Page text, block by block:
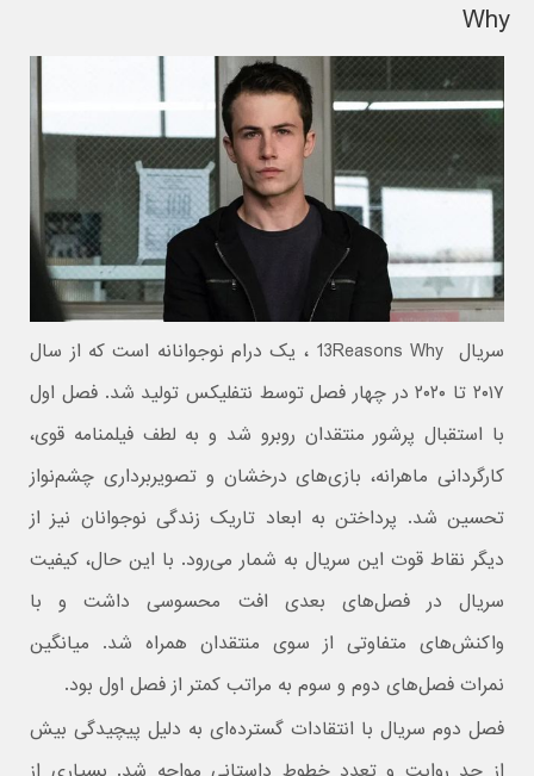
Why
سریال 13Reasons Why ، یک درام نوجوانانه است که از سال
۲۰۱۷ تا ۲۰۲۰ در چهار فصل توسط نتفلیکس تولید شد. فصل اول
با استقبال پرشور منتقدان روبرو شد و به لطف فیلمنامه قوی،
کارگردانی ماهرانه، بازی‌های درخشان و تصویربرداری چشم‌نواز
تحسین شد. پرداختن به ابعاد تاریک زندگی نوجوانان نیز از
دیگر نقاط قوت این سریال به شمار می‌رود. با این حال، کیفیت
سریال در فصل‌های بعدی افت محسوسی داشت و با
واکنش‌های متفاوتی از سوی منتقدان همراه شد. میانگین
نمرات فصل‌های دوم و سوم به مراتب کمتر از فصل اول بود.
فصل دوم سریال با انتقادات گسترده‌ای به دلیل پیچیدگی بیش